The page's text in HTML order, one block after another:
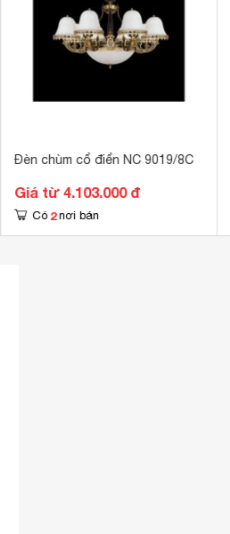
Đèn chùm cổ điển NC 9019/8C
Giá từ 4.103.000 đ
Có 2 nơi bán